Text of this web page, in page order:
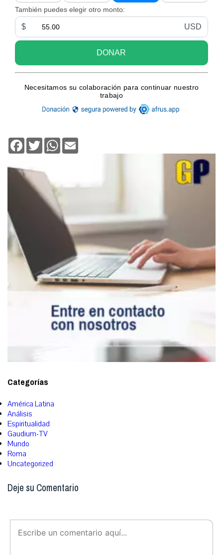
Facebook
TwitterWhatsApp
Categorías
América Latina
Análisis
Espiritualidad
Gaudium-TV
Mundo
Roma
Uncategorized
Deje su Comentario